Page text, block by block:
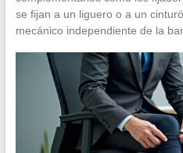
se fijan a un liguero o a un
mecánico independiente de la